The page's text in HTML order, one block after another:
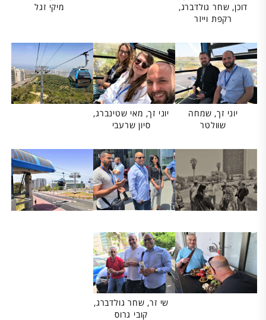
דוכן, שחר גולדברג,
רקפת וייזר
מיקי זגל
יוני זך, שמחה
שוולטר
יוני זך, מאי שטינברג,
סיון שרעבי
שי זר, שחר גולדברג,
קובי גרוס